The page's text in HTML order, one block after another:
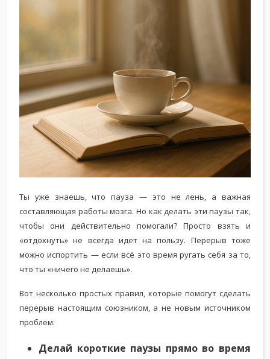
Ты уже знаешь, что пауза — это не лень, а важная
составляющая работы мозга. Но как делать эти паузы так,
чтобы они действительно помогали? Просто взять и
«отдохнуть» не всегда идет на пользу. Перерыв тоже
можно испортить — если всё это время ругать себя за то,
что ты «ничего не делаешь».
Вот несколько простых правил, которые помогут сделать
перерыв настоящим союзником, а не новым источником
проблем:
Делай короткие паузы прямо во время